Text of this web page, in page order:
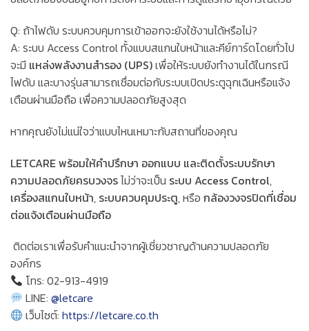
Q: ถ้าไฟดับ ระบบควบคุมการเข้าออกจะยังใช้งานได้หรือไม่?
A: ระบบ Access Control ทั้งแบบสแกนใบหน้าและคีย์การ์ดโดยทั่วไป
จะมี แหล่งพลังงานสำรอง (UPS)เพื่อให้ระบบยังทำงานได้ในกรณี
ไฟดับ และบางรุ่นสามารถเชื่อมต่อกับระบบเปิดประตูฉุกเฉินหรือแจ้ง
เตือนผ่านมือถือ เพื่อความปลอดภัยสูงสุด
หากคุณยังไม่แน่ใจว่าแบบไหนเหมาะกับสถานที่ของคุณ
LETCARE พร้อมให้คำปรึกษา ออกแบบ และติดตั้งระบบรักษา
ความปลอดภัยครบวงจรไม่ว่าจะเป็น ระบบ Access Control,
เครื่องสแกนใบหน้า, ระบบควบคุมประตู, หรือ กล้องวงจรปิดที่เชื่อม
ต่อแจ้งเตือนผ่านมือถือ
ติดต่อเราเพื่อรับคำแนะนำจากผู้เชี่ยวชาญด้านความปลอดภัย
องค์กร
โทร: 02-913-4919
LINE:@letcare
เว็บไซต์: https://letcare.co.th